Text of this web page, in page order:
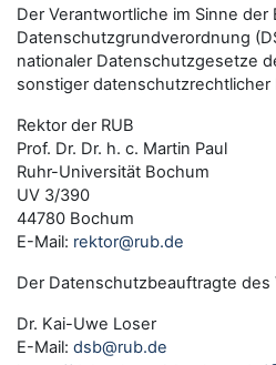
Der Verantwortliche im Sinne der
Datenschutzgrundverordnung
nationaler Datenschutzgesetze
sonstiger datenschutzrechtlicher
Rektor der RUB
Prof. Dr. Dr. h. c. Martin Paul
Ruhr-Universität Bochum
UV 3/390
44780 Bochum
E-Mail: rektor@rub.de
Der Datenschutzbeauftragte des
Dr. Kai-Uwe Loser
E-Mail: dsb@rub.de